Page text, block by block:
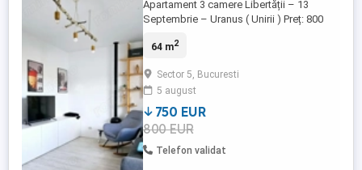
Apartament 3 camere Libertății – 13
Septembrie – Uranus ( Unirii ) Preț: 800
Bloc: 2016 Disponibil imediat Exclusivitate
decomandat, situat în zona Libertății – 13
Septembrie – Uranus, într-un imobil
modern finalizat în 2016, ...
64 m2
Sector 5, Bucuresti
5 august
750 EUR
800 EUR
Telefon validat